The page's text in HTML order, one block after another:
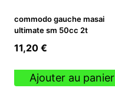
commodo gauche masai
ultimate sm 50cc 2t
11,20 €
Ajouter au panier